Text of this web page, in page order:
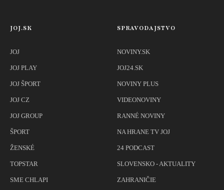
JOJ.SK
JOJ
JOJ PLAY
JOJ ŠPORT
JOJ CZ
JOJ GROUP
ŠPORT
ŽENSKÉ
TOPSTAR
SME CHLAPI
SPRAVODAJSTVO
NOVINY.SK
JOJ24.SK
NOVINY PLUS
VIDEONOVINY
RANNÉ NOVINY
NA HRANE TV JOJ
24 PODCAST
SLOVENSKO - AKTUALITY
ZAHRANIČIE